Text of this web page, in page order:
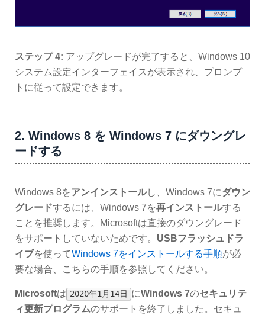
ステップ 4: アップグレードが完了すると、Windows 10
システム設定インターフェイスが表示され、プロンプ
トに従って設定できます。
2. Windows 8 を Windows 7 にダウングレ
ードする
Windows 8をアンインストールし、Windows 7にダウン
グレードするには、Windows 7を再インストールする
ことを推奨します。Microsoftは直接のダウングレード
をサポートしていないためです。 USBフラッシュドラ
イブを使ってWindows 7をインストールする手順が必
要な場合、こちらの手順を参照してください。
Microsoftは 2020年1月14日 にWindows 7のセキュリテ
ィ更新プログラムのサポートを終了しました。セキュ